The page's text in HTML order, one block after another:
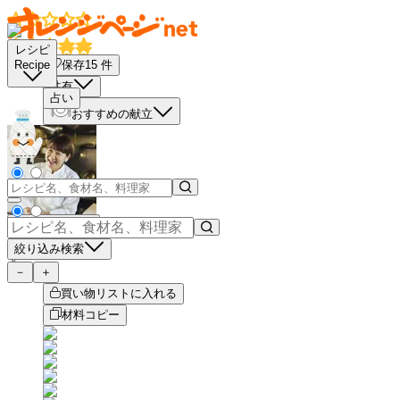
レシピ
Recipe
占い
絞り込み検索
保存15 件
共有
おすすめの献立
もっと見る
－
＋
買い物リストに入れる
材料コピー